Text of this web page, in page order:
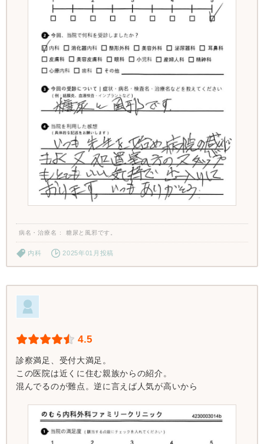
病名・治療名 糖尿と風邪です。
内科 2025年01月投稿
4.5
診察満足、受付大満足。
この医院は近くに住む親族からの紹介。
混んでるのが難点。逆に言えば人気が高いから